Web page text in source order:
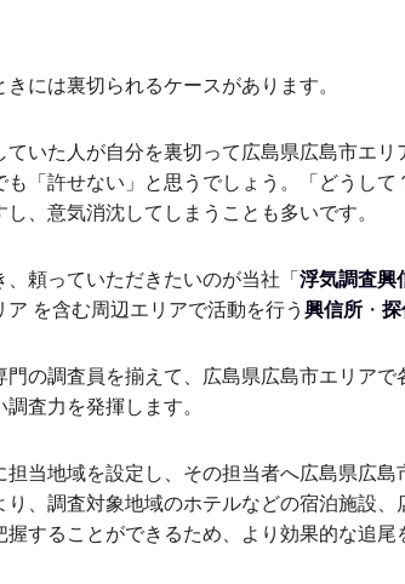
きには裏切られるケースがあります。
ていた人が自分を裏切って広島県広島市エ
も「許せない」と思うでしょう。「どうし
し、意気消沈してしまうことも多いです。
、頼っていただきたいのが当社「浮気調査興
ア を含む周辺エリアで活動を行う 興信所 ・ 探
門の調査員を揃えて、広島県広島市エリア
調査力を発揮します。
担当地域を設定し、その担当者へ広島県広
り、調査対象地域のホテルなどの宿泊施設
握することができるため、より効果的な追尾